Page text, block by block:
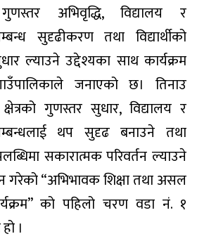
अभिवृद्धि, विद्यालय र
सुदृढीकरण तथा विद्यार्थीको
ल्याउने उद्देश्यका साथ कार्यक्रम
जनाएको छ। तिनाउ
गुणस्तर सुधार, विद्यालय र
थप सुदृढ बनाउने तथा
सकारात्मक परिवर्तन ल्याउने
गरेको “अभिभावक शिक्षा तथा असल
को पहिलो चरण वडा नं. १
।